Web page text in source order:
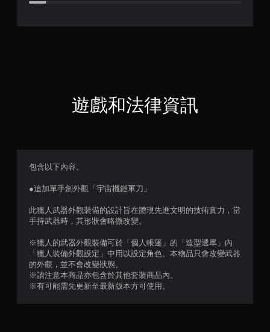
6
顆
）
共
遊戲和法律資訊
包含以下內容。
●追加單手劍外觀「宇宙機鎧軍刀」
此獵人武器外觀裝備的設計旨在體現先進文明的技術實力，當
手持武器時，其形狀會略微改變。
※獵人的武器外觀裝備可於「個人帳篷」的「造型選單」內
「獵人裝備外觀設定」中用以設定角色。本物品只會改變武器
的外觀，並不會改變狀態。
※請注意本商品亦包含於其他套裝商品內。
※有可能需先更新至最新版本方可使用。